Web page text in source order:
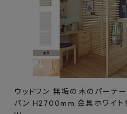
ウッドワン 無垢の木のパーテ
パン H2700mm 金具ホワイト